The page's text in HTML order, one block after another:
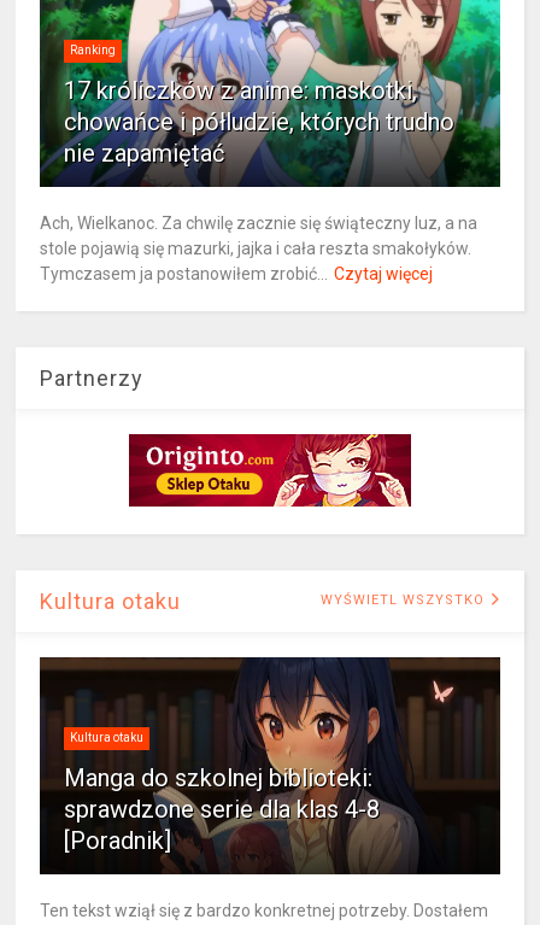
Ranking
17 króliczków z anime: maskotki,
chowańce i półludzie, których trudno
nie zapamiętać
Ach, Wielkanoc. Za chwilę zacznie się świąteczny luz, a na
stole pojawią się mazurki, jajka i cała reszta smakołyków.
Tymczasem ja postanowiłem zrobić... Czytaj więcej
Partnerzy
Kultura otaku WYŚWIETL WSZYSTKO
Kultura otaku
Manga do szkolnej biblioteki:
sprawdzone serie dla klas 4-8
[Poradnik]
Ten tekst wziął się z bardzo konkretnej potrzeby. Dostałem